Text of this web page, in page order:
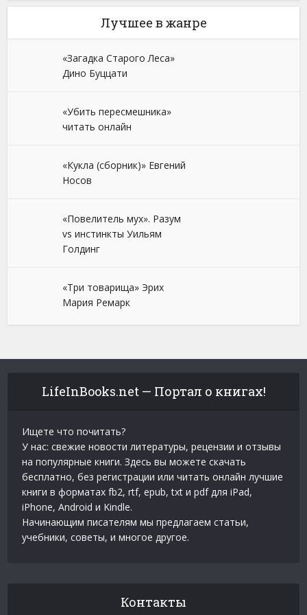
Лучшее в жанре
«Загадка Старого Леса»
Дино Буццати
«Убить пересмешника»
читать онлайн
«Кукла (сборник)» Евгений
Носов
«Повелитель мух». Разум
vs инстинкты Уильям
Голдинг
«Три товарища» Эрих
Мария Ремарк
LifeInBooks.net — Портал о книгах!
Ищете что почитать?
У нас: свежие новости литературы, рецензии и отзывы
на популярные книги. Здесь вы можете скачать
бесплатно, без регистрации или читать онлайн лучшие
книги в форматах fb2, rtf, epub, txt и pdf для iPad,
iPhone, Android и Kindle.
Начинающим писателям мы предлагаем статьи,
учебники, советы, и многое другое.
Контакты